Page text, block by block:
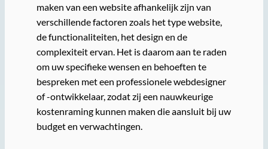
maken van een website afhankelijk zijn van
verschillende factoren zoals het type website,
de functionaliteiten, het design en de
complexiteit ervan. Het is daarom aan te raden
om uw specifieke wensen en behoeften te
bespreken met een professionele webdesigner
of -ontwikkelaar, zodat zij een nauwkeurige
kostenraming kunnen maken die aansluit bij uw
budget en verwachtingen.